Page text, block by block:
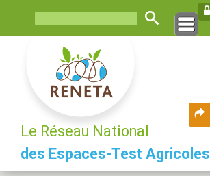
Le Réseau National
des Espaces-Test Agricoles